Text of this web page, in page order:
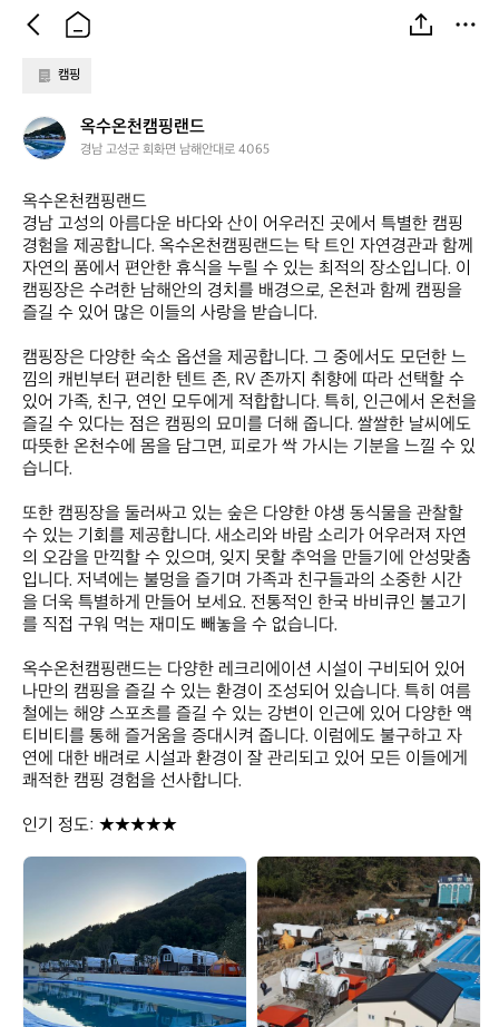
캠핑
옥
수
천
캠
핑
랜
드
옥수온천캠핑랜드
경남 고성군 회화면 남해안대로 4065
옥수온천캠핑랜드
경남 고성의 아름다운 바다와 산이 어우러진 곳에서 특별한 캠핑
경험을 제공합니다. 옥수온천캠핑랜드는 탁 트인 자연경관과 함께
자연의 품에서 편안한 휴식을 누릴 수 있는 최적의 장소입니다. 이
캠핑장은 수려한 남해안의 경치를 배경으로, 온천과 함께 캠핑을
즐길 수 있어 많은 이들의 사랑을 받습니다.
캠핑장은 다양한 숙소 옵션을 제공합니다. 그 중에서도 모던한 느
낌의 캐빈부터 편리한 텐트 존, RV 존까지 취향에 따라 선택할 수
있어 가족, 친구, 연인 모두에게 적합합니다. 특히, 인근에서 온천을
즐길 수 있다는 점은 캠핑의 묘미를 더해 줍니다. 쌀쌀한 날씨에도
따뜻한 온천수에 몸을 담그면, 피로가 싹 가시는 기분을 느낄 수 있
습니다.
또한 캠핑장을 둘러싸고 있는 숲은 다양한 야생 동식물을 관찰할
수 있는 기회를 제공합니다. 새소리와 바람 소리가 어우러져 자연
의 오감을 만끽할 수 있으며, 잊지 못할 추억을 만들기에 안성맞춤
입니다. 저녁에는 불멍을 즐기며 가족과 친구들과의 소중한 시간
을 더욱 특별하게 만들어 보세요. 전통적인 한국 바비큐인 불고기
를 직접 구워 먹는 재미도 빼놓을 수 없습니다.
옥수온천캠핑랜드는 다양한 레크리에이션 시설이 구비되어 있어
나만의 캠핑을 즐길 수 있는 환경이 조성되어 있습니다. 특히 여름
철에는 해양 스포츠를 즐길 수 있는 강변이 인근에 있어 다양한 액
티비티를 통해 즐거움을 증대시켜 줍니다. 이럼에도 불구하고 자
연에 대한 배려로 시설과 환경이 잘 관리되고 있어 모든 이들에게
쾌적한 캠핑 경험을 선사합니다.
인기 정도: ★★★★★
옥
캠
핑
랜
드
옥
수
온
천
캠
핑
랜
드